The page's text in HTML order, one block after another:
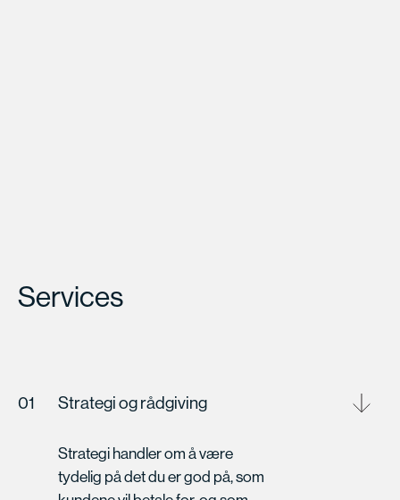
Services
01 Strategi og rådgiving
Strategi handler om å være
tydelig på det du er god på, som